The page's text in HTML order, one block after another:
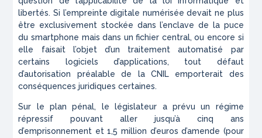
libertés. Si l’empreinte digitale numérisée devait ne plus
être exclusivement stockée dans l’enclave de la puce
du smartphone mais dans un fichier central, ou encore si
elle faisait l’objet d’un traitement automatisé par
certains logiciels d’applications, tout défaut
d’autorisation préalable de la CNIL emporterait des
conséquences juridiques certaines.
Sur le plan pénal, le législateur a prévu un régime
répressif pouvant aller jusqu’à cinq ans
d’emprisonnement et 1,5 million d’euros d’amende (pour